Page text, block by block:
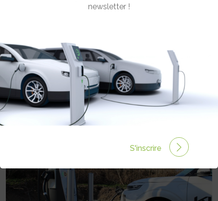
LA RECHARGE RAPIDE DÉGRADE-T-
ELLE LES BATTERIES DES VOITURES
ÉLECTRIQUES ?
Rédigé par Philippe Schwoerer le 05 Mai 2023 à 11:02
0 commentaires
newsletter !
S'inscrire